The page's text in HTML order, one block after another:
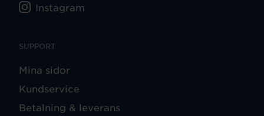
SUPPORT
Mina sidor
Kundservice
Betalning & leverans
Instagram